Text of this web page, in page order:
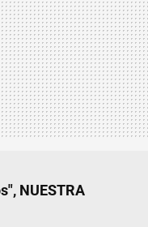
NUESTRA